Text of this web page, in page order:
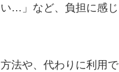
…」など、負担に感じ
法や、代わりに利用で